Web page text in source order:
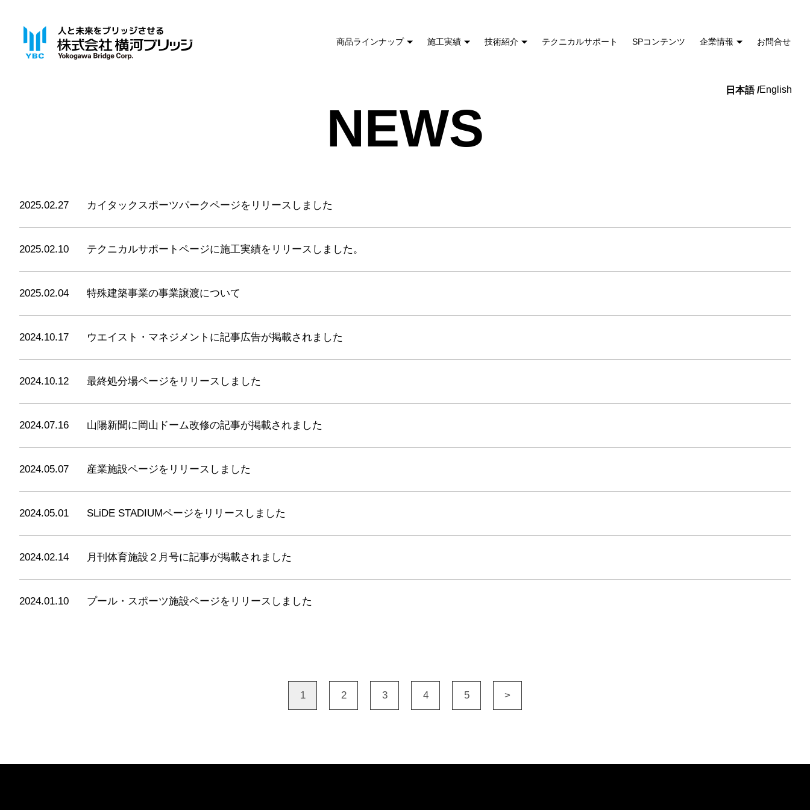
商品ラインナップ 施工実績 技術紹介 テクニカルサポート SPコンテンツ 企業情報 お問合せ
English
NEWS
2025.02.27 カイタックスポーツパークページをリリースしました
2025.02.10 テクニカルサポートページに施工実績をリリースしました。
2025.02.04 特殊建築事業の事業譲渡について
2024.10.17 ウエイスト・マネジメントに記事広告が掲載されました
2024.10.12 最終処分場ページをリリースしました
2024.07.16 山陽新聞に岡山ドーム改修の記事が掲載されました
2024.05.07 産業施設ページをリリースしました
2024.05.01 SLiDE STADIUMページをリリースしました
2024.02.14 月刊体育施設２月号に記事が掲載されました
2024.01.10 プール・スポーツ施設ページをリリースしました
1 2 3 4 5 >